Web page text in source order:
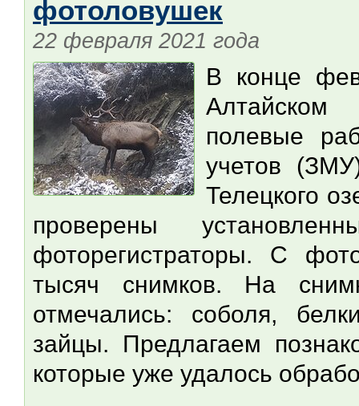
фотоловушек
22 февраля 2021 года
В конце
полевые
учетов
Телецкого
проверены
фоторегистраторы. С
тысяч снимков. На
отмечались: соболя,
зайцы. Предлагаем
которые уже удалось